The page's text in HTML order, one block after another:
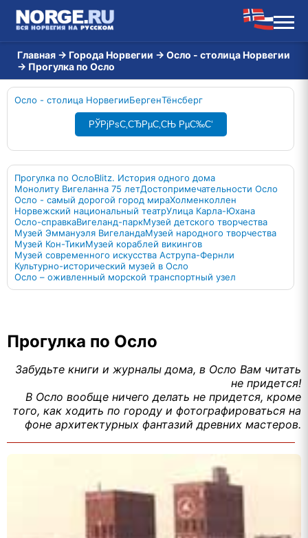
Главная → Города Норвегии → Осло - столица Норвегии
→ Прогулка по Осло
Осло - столица НорвегииБергенТёнсберг
РЎРјРѕС‚СЂРµС‚СЊ РµС‰С‘
Прогулка по ОслоBlitz. История одного дома
Монолиту Вигеланна 75 летДостопримечательности Осло
Осло - самый дорогой город мираХолменколлен
Норвежский национальный театрУлица Карла-Юхана
Осло-справкаВигеланд-паркМузей детского творчества
Музей Эммануэля ВигеландаМузей народного творчества
Музей Кон-ТикиМузей кораблей викингов
Музей современного искусства Аструпа-Фернли
Культурно-исторический музей в Осло
Осло – оживленный морской транспортный узел
Прогулка по Осло
Забудьте книги и журналы дома, в Осло Вам читать
не придется!
В Осло вообще ничего делать не придется, кроме
того, как ходить по городу и фотографироваться на
фоне архитектурных фантазий древних мастеров.